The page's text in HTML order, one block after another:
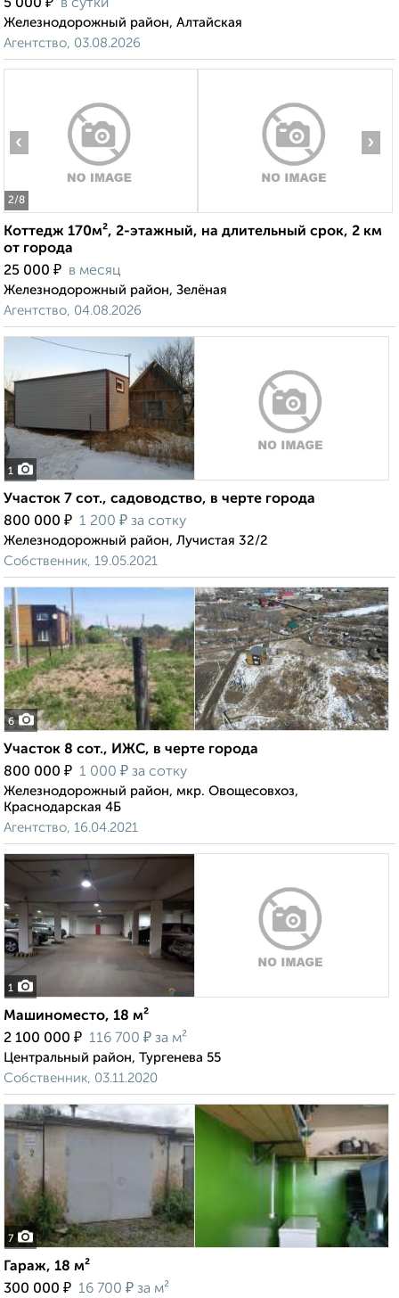
5 000 в сутки
Железнодорожный район, Алтайская
Агентство, 03.08.2026
2/8
‹ ›
Коттедж 170м², 2-этажный, на длительный срок, 2 км
от города
25 000 ₽ в месяц
Железнодорожный район, Зелёная
Агентство, 04.08.2026
1
Участок 7 сот., садоводство, в черте города
800 000 ₽ 1 200 ₽ за сотку
Железнодорожный район, Лучистая 32/2
Собственник, 19.05.2021
6
Участок 8 сот., ИЖС, в черте города
800 000 ₽ 1 000 ₽ за сотку
Железнодорожный район, мкр. Овощесовхоз,
Краснодарская 4Б
Агентство, 16.04.2021
1
Машиноместо, 18 м²
2 100 000 ₽ 116 700 ₽ за м²
Центральный район, Тургенева 55
Собственник, 03.11.2020
7
Гараж, 18 м²
300 000 ₽ 16 700 ₽ за м²